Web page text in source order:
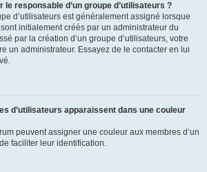
responsable d’un groupe d’utilisateurs ?
d’utilisateurs est généralement assigné lorsque
initialement créés par un administrateur du
par la création d’un groupe d’utilisateurs, votre
un administrateur. Essayez de le contacter en lui
d’utilisateurs apparaissent dans une couleur
peuvent assigner une couleur aux membres d’un
faciliter leur identification.